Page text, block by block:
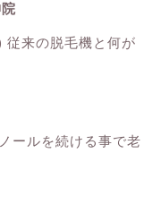
従来の脱毛機と何が
ールを続ける事で老
サーマクール
トーニング